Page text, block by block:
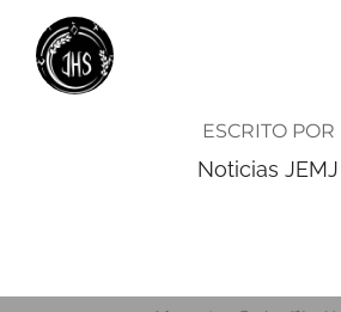
ESCRITO POR
Noticias JEMJ